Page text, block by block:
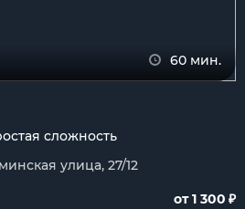
60 мин.
сложность
улица, 27/12
от 1 300 ₽